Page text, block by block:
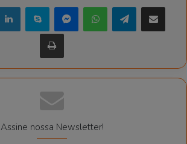
LinkedinSkype MessengerWhatsAppTelegramCompartilhar via e-mail
Imprimir
Assine nossa Newsletter!